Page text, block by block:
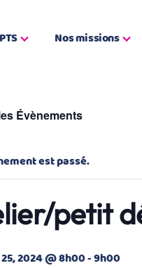
Nos missions
Évènements
est passé.
petit
2024 @ 8h00-9h00